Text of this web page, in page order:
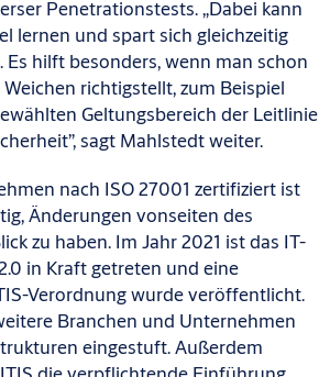
Penetrationstests. „Dabei kann
lernen und spart sich gleichzeitig
Es hilft besonders, wenn man schon
richtigstellt, zum Beispiel
Geltungsbereich der Leitlinie
sagt Mahlstedt weiter.
nach ISO 27001 zertifiziert ist
Änderungen vonseiten des
zu haben. Im Jahr 2021 ist das IT-
in Kraft getreten und eine
Verordnung wurde veröffentlicht.
Branchen und Unternehmen
eingestuft. Außerdem